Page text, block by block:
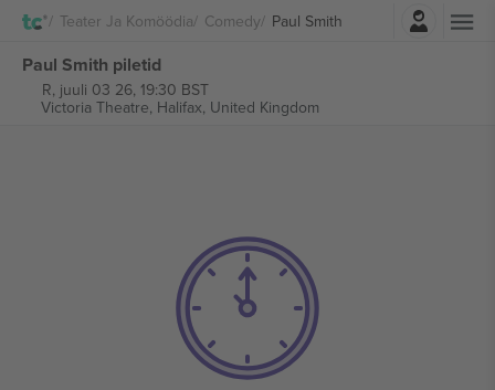
Teater Ja Komöödia Comedy Paul Smith
Logi sisse
Paul Smith piletid
R, juuli 03 26, 19:30 BST
Victoria Theatre, Halifax, United Kingdom